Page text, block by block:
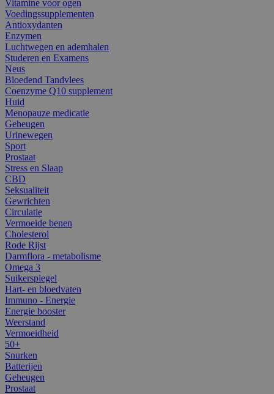
Vitamine voor ogen
Voedingssupplementen
Antioxydanten
Enzymen
Luchtwegen en ademhalen
Studeren en Examens
Neus
Bloedend Tandvlees
Coenzyme Q10 supplement
Huid
Menopauze medicatie
Geheugen
Urinewegen
Sport
Prostaat
Stress en Slaap
CBD
Seksualiteit
Gewrichten
Circulatie
Vermoeide benen
Cholesterol
Rode Rijst
Darmflora - metabolisme
Omega 3
Suikerspiegel
Hart- en bloedvaten
Immuno - Energie
Energie booster
Weerstand
Vermoeidheid
50+
Snurken
Batterijen
Geheugen
Prostaat